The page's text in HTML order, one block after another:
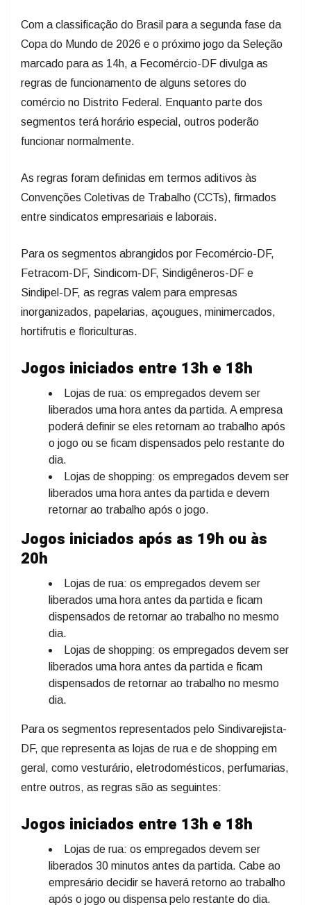
Com a classificação do Brasil para a segunda fase da
Copa do Mundo de 2026 e o próximo jogo da Seleção
marcado para as 14h, a Fecomércio-DF divulga as
regras de funcionamento de alguns setores do
comércio no Distrito Federal. Enquanto parte dos
segmentos terá horário especial, outros poderão
funcionar normalmente.
As regras foram definidas em termos aditivos às
Convenções Coletivas de Trabalho (CCTs), firmados
entre sindicatos empresariais e laborais.
Para os segmentos abrangidos por Fecomércio-DF,
Fetracom-DF, Sindicom-DF, Sindigêneros-DF e
Sindipel-DF, as regras valem para empresas
inorganizados, papelarias, açougues, minimercados,
hortifrutis e floriculturas.
Jogos iniciados entre 13h e 18h
Lojas de rua: os empregados devem ser
liberados uma hora antes da partida. A empresa
poderá definir se eles retornam ao trabalho após
o jogo ou se ficam dispensados pelo restante do
dia.
Lojas de shopping: os empregados devem ser
liberados uma hora antes da partida e devem
retornar ao trabalho após o jogo.
Jogos iniciados após as 19h ou às
20h
Lojas de rua: os empregados devem ser
liberados uma hora antes da partida e ficam
dispensados de retornar ao trabalho no mesmo
dia.
Lojas de shopping: os empregados devem ser
liberados uma hora antes da partida e ficam
dispensados de retornar ao trabalho no mesmo
dia.
Para os segmentos representados pelo Sindivarejista-
DF, que representa as lojas de rua e de shopping em
geral, como vesturário, eletrodomésticos, perfumarias,
entre outros, as regras são as seguintes:
Jogos iniciados entre 13h e 18h
Lojas de rua: os empregados devem ser
liberados 30 minutos antes da partida. Cabe ao
empresário decidir se haverá retorno ao trabalho
após o jogo ou dispensa pelo restante do dia.